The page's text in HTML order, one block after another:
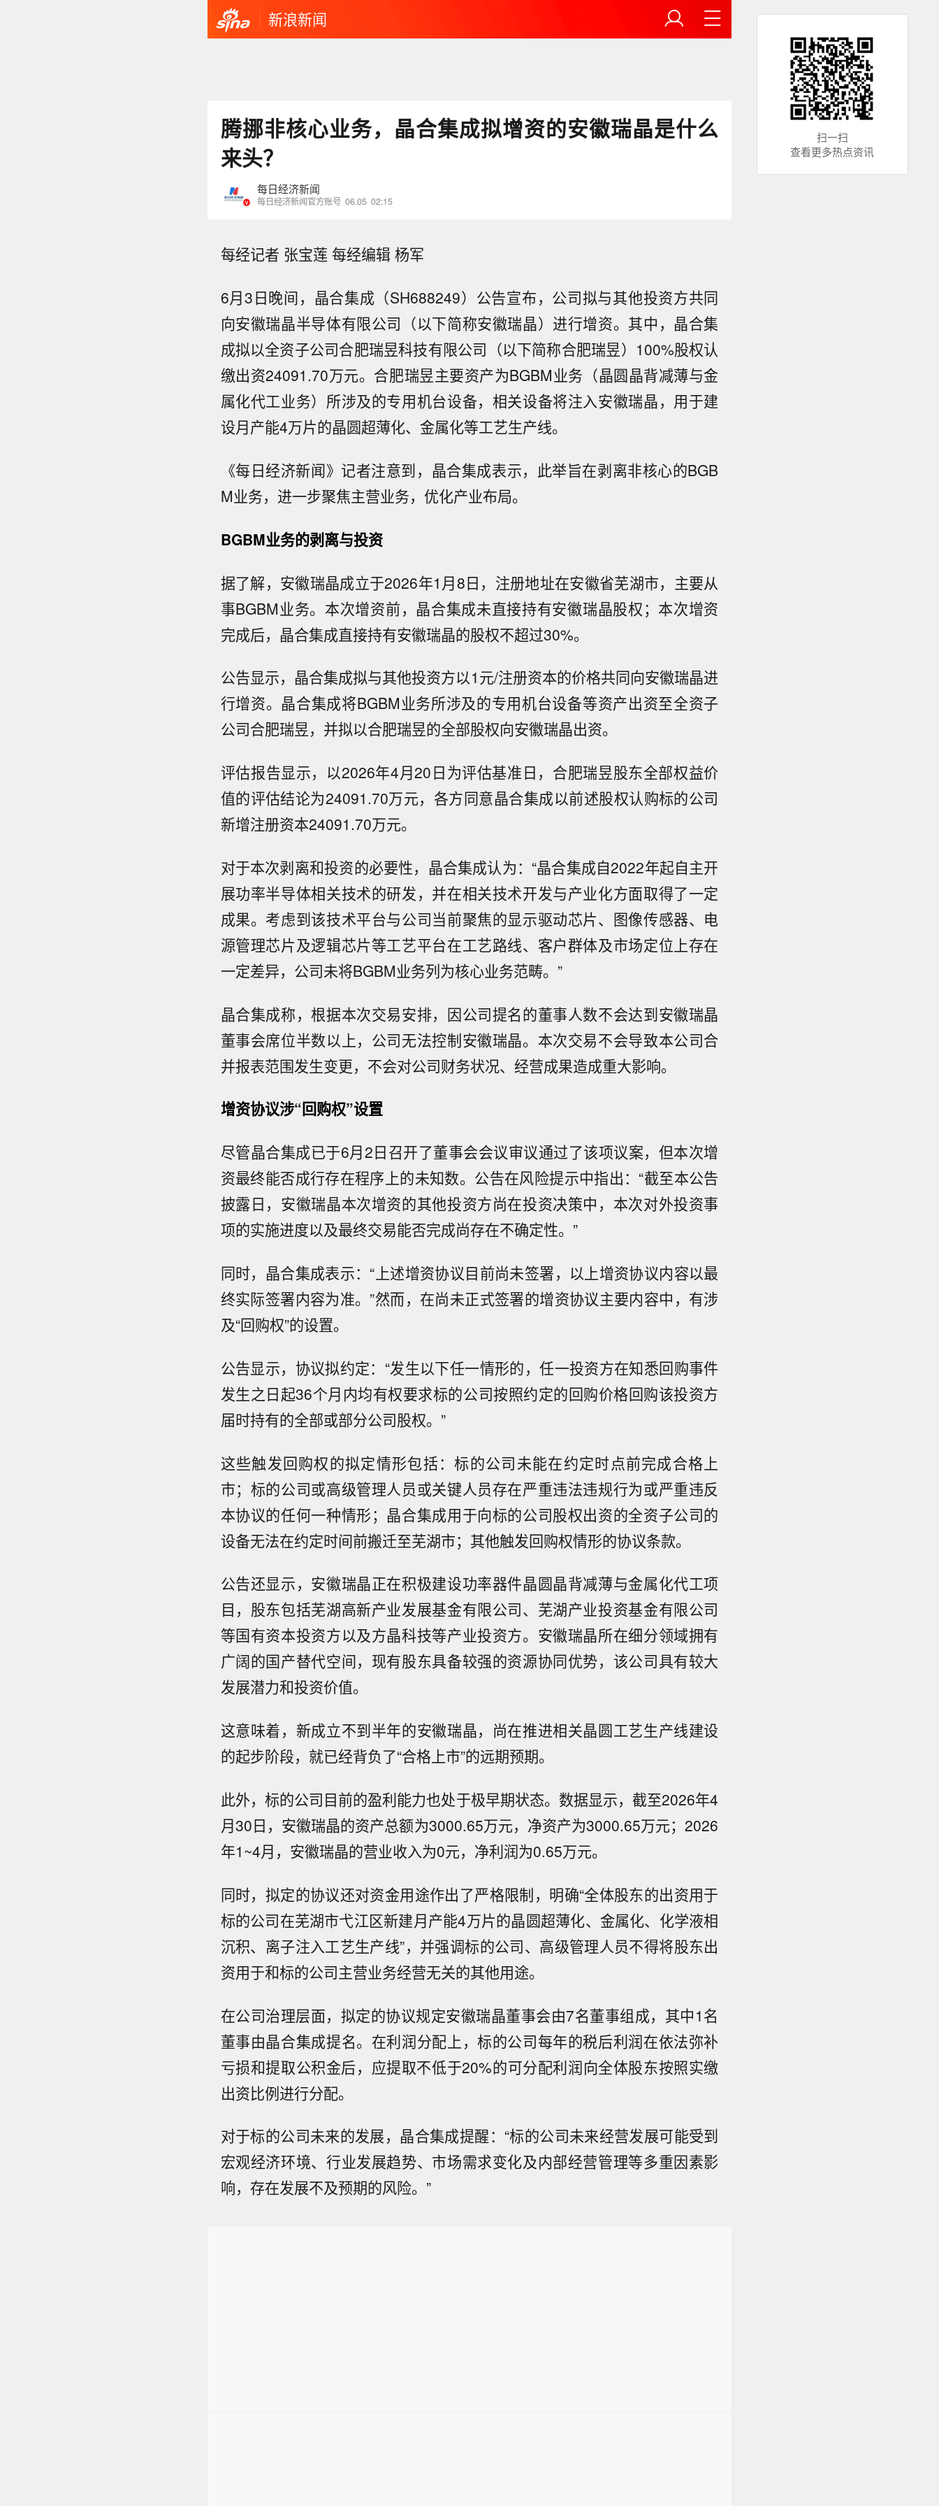
新浪新闻
腾挪非核心业务，晶合集成拟增资的安徽瑞晶是什么
来头？
每日经济新闻
每日经济新闻官方账号 06.05 02:15
每经记者 张宝莲 每经编辑 杨军
6月3日晚间，晶合集成（SH688249）公告宣布，公司拟与其他投资方共同
向安徽瑞晶半导体有限公司（以下简称安徽瑞晶）进行增资。其中，晶合集
成拟以全资子公司合肥瑞昱科技有限公司（以下简称合肥瑞昱）100%股权认
缴出资24091.70万元。合肥瑞昱主要资产为BGBM业务（晶圆晶背减薄与金
属化代工业务）所涉及的专用机台设备，相关设备将注入安徽瑞晶，用于建
设月产能4万片的晶圆超薄化、金属化等工艺生产线。
《每日经济新闻》记者注意到，晶合集成表示，此举旨在剥离非核心的BGB
M业务，进一步聚焦主营业务，优化产业布局。
BGBM业务的剥离与投资
据了解，安徽瑞晶成立于2026年1月8日，注册地址在安徽省芜湖市，主要从
事BGBM业务。本次增资前，晶合集成未直接持有安徽瑞晶股权；本次增资
完成后，晶合集成直接持有安徽瑞晶的股权不超过30%。
公告显示，晶合集成拟与其他投资方以1元/注册资本的价格共同向安徽瑞晶进
行增资。晶合集成将BGBM业务所涉及的专用机台设备等资产出资至全资子
公司合肥瑞昱，并拟以合肥瑞昱的全部股权向安徽瑞晶出资。
评估报告显示，以2026年4月20日为评估基准日，合肥瑞昱股东全部权益价
值的评估结论为24091.70万元，各方同意晶合集成以前述股权认购标的公司
新增注册资本24091.70万元。
对于本次剥离和投资的必要性，晶合集成认为：“晶合集成自2022年起自主开
展功率半导体相关技术的研发，并在相关技术开发与产业化方面取得了一定
成果。考虑到该技术平台与公司当前聚焦的显示驱动芯片、图像传感器、电
源管理芯片及逻辑芯片等工艺平台在工艺路线、客户群体及市场定位上存在
一定差异，公司未将BGBM业务列为核心业务范畴。”
晶合集成称，根据本次交易安排，因公司提名的董事人数不会达到安徽瑞晶
董事会席位半数以上，公司无法控制安徽瑞晶。本次交易不会导致本公司合
并报表范围发生变更，不会对公司财务状况、经营成果造成重大影响。
增资协议涉“回购权”设置
尽管晶合集成已于6月2日召开了董事会会议审议通过了该项议案，但本次增
资最终能否成行存在程序上的未知数。公告在风险提示中指出：“截至本公告
披露日，安徽瑞晶本次增资的其他投资方尚在投资决策中，本次对外投资事
项的实施进度以及最终交易能否完成尚存在不确定性。”
同时，晶合集成表示：“上述增资协议目前尚未签署，以上增资协议内容以最
终实际签署内容为准。”然而，在尚未正式签署的增资协议主要内容中，有涉
及“回购权”的设置。
公告显示，协议拟约定：“发生以下任一情形的，任一投资方在知悉回购事件
发生之日起36个月内均有权要求标的公司按照约定的回购价格回购该投资方
届时持有的全部或部分公司股权。”
这些触发回购权的拟定情形包括：标的公司未能在约定时点前完成合格上
市；标的公司或高级管理人员或关键人员存在严重违法违规行为或严重违反
本协议的任何一种情形；晶合集成用于向标的公司股权出资的全资子公司的
设备无法在约定时间前搬迁至芜湖市；其他触发回购权情形的协议条款。
公告还显示，安徽瑞晶正在积极建设功率器件晶圆晶背减薄与金属化代工项
目，股东包括芜湖高新产业发展基金有限公司、芜湖产业投资基金有限公司
等国有资本投资方以及方晶科技等产业投资方。安徽瑞晶所在细分领域拥有
广阔的国产替代空间，现有股东具备较强的资源协同优势，该公司具有较大
发展潜力和投资价值。
这意味着，新成立不到半年的安徽瑞晶，尚在推进相关晶圆工艺生产线建设
的起步阶段，就已经背负了“合格上市”的远期预期。
此外，标的公司目前的盈利能力也处于极早期状态。数据显示，截至2026年4
月30日，安徽瑞晶的资产总额为3000.65万元，净资产为3000.65万元；2026
年1~4月，安徽瑞晶的营业收入为0元，净利润为0.65万元。
同时，拟定的协议还对资金用途作出了严格限制，明确“全体股东的出资用于
标的公司在芜湖市弋江区新建月产能4万片的晶圆超薄化、金属化、化学液相
沉积、离子注入工艺生产线”，并强调标的公司、高级管理人员不得将股东出
资用于和标的公司主营业务经营无关的其他用途。
在公司治理层面，拟定的协议规定安徽瑞晶董事会由7名董事组成，其中1名
董事由晶合集成提名。在利润分配上，标的公司每年的税后利润在依法弥补
亏损和提取公积金后，应提取不低于20%的可分配利润向全体股东按照实缴
出资比例进行分配。
对于标的公司未来的发展，晶合集成提醒：“标的公司未来经营发展可能受到
宏观经济环境、行业发展趋势、市场需求变化及内部经营管理等多重因素影
响，存在发展不及预期的风险。”
扫一扫
查看更多热点资讯